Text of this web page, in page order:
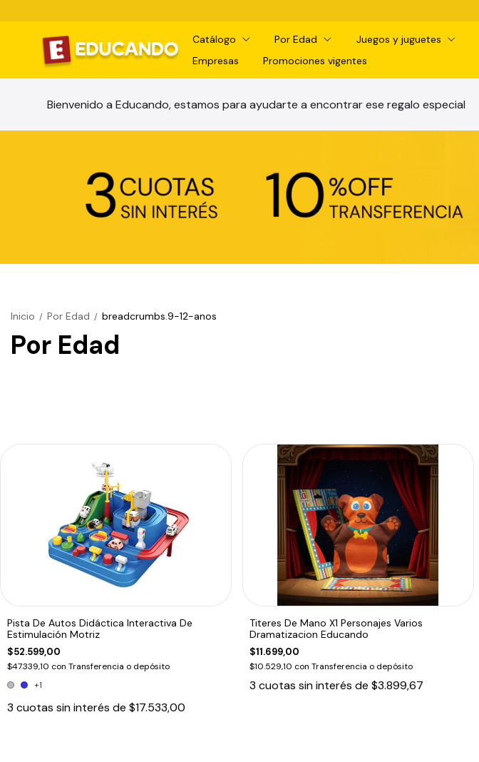
Catálogo Por Edad Juegos y juguetes
Empresas
Promociones vigentes
Bienvenido a Educando, estamos para ayudarte a encontrar ese regalo especial
Inicio / Por Edad / breadcrumbs.9-12-anos
Por Edad
Pista De Autos Didáctica Interactiva De
Estimulación Motriz
$52.599,00
$47.339,10 con Transferencia o depósito
+1
3 cuotas sin interés de $17.533,00
Titeres De Mano X1 Personajes Varios
Dramatizacion Educando
$11.699,00
$10.529,10 con Transferencia o depósito
3 cuotas sin interés de $3.899,67